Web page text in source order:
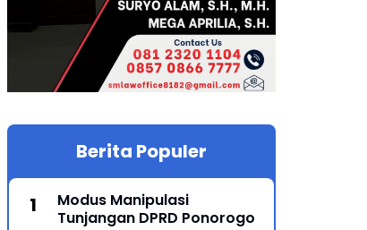
Berita Populer
Modus Manipulasi
Tunjangan DPRD Ponorogo